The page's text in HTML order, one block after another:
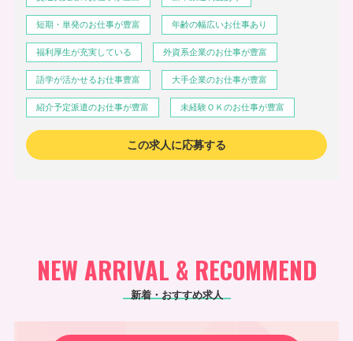
短期・単発のお仕事が豊富 年齢の幅広いお仕事あり
福利厚生が充実している 外資系企業のお仕事が豊富
語学が活かせるお仕事豊富 大手企業のお仕事が豊富
紹介予定派遣のお仕事が豊富 未経験ＯＫのお仕事が豊富
この求人に応募する
NEW ARRIVAL & RECOMMEND
新着・おすすめ求人